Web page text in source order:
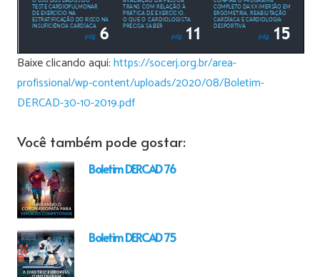
Baixe clicando aqui:https://socerj.org.br/area-
profissional/wp-content/uploads/2020/08/Boletim-
DERCAD-30-10-2019.pdf
Você também pode gostar:
Boletim DERCAD 76
Boletim DERCAD 75